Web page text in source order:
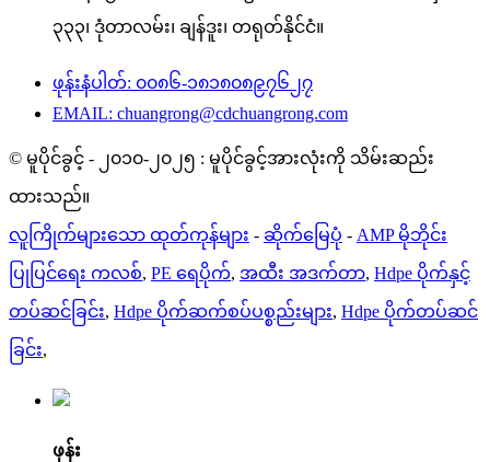
၃၃၃၊ ဒုံတာလမ်း၊ ချန်ဒူး၊ တရုတ်နိုင်ငံ။
ဖုန်းနံပါတ်: ၀၀၈၆-၁၈၁၈၀၈၉၇၆၂၇
EMAIL: chuangrong@cdchuangrong.com
© မူပိုင်ခွင့် - ၂၀၁၀-၂၀၂၅ : မူပိုင်ခွင့်အားလုံးကို သိမ်းဆည်း
ထားသည်။
လူကြိုက်များသော ထုတ်ကုန်များ - ဆိုက်မြေပုံ - AMP မိုဘိုင်း
ပြုပြင်ရေး ကလစ်, PE ရေပိုက်, အထီး အဒက်တာ, Hdpe ပိုက်နှင့်
တပ်ဆင်ခြင်း, Hdpe ပိုက်ဆက်စပ်ပစ္စည်းများ, Hdpe ပိုက်တပ်ဆင်
ခြင်း,
ဖုန်း